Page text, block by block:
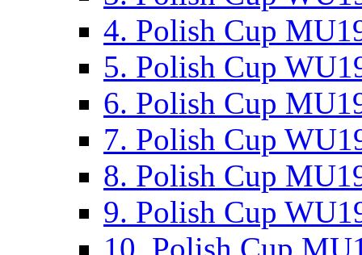
4. Polish Cup
5. Polish Cup
6. Polish Cup
7. Polish Cup
8. Polish Cup
9. Polish Cup
10. Polish Cup